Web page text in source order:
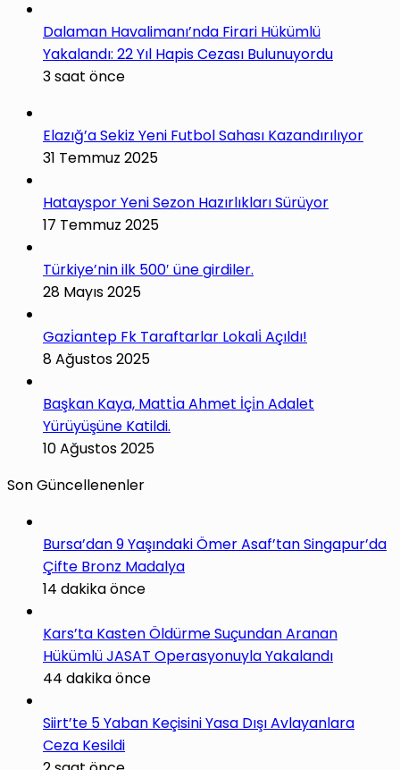
Dalaman Havalimanı’nda Firari Hükümlü
Yakalandı: 22 Yıl Hapis Cezası Bulunuyordu
3 saat önce
Elazığ’a Sekiz Yeni Futbol Sahası Kazandırılıyor
31 Temmuz 2025
Hatayspor Yeni Sezon Hazırlıkları Sürüyor
17 Temmuz 2025
Türkiye’nin ilk 500′ üne girdiler.
28 Mayıs 2025
Gazi̇antep Fk Taraftarlar Lokali̇ Açıldı!
8 Ağustos 2025
Başkan Kaya, Matti̇a Ahmet İçi̇n Adalet
Yürüyüşüne Katildi.
10 Ağustos 2025
Son Güncellenenler
Bursa’dan 9 Yaşındaki Ömer Asaf’tan Singapur’da
Çifte Bronz Madalya
14 dakika önce
Kars’ta Kasten Öldürme Suçundan Aranan
Hükümlü JASAT Operasyonuyla Yakalandı
44 dakika önce
Siirt’te 5 Yaban Keçisini Yasa Dışı Avlayanlara
Ceza Kesildi